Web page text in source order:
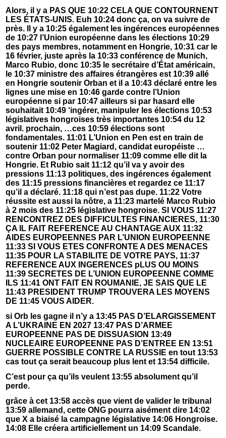
Alors, il y a PAS QUE 10:22 CELA QUE CONTOURNENT
LES ÉTATS-UNIS. Euh 10:24 donc ça, on va suivre de
près. Il y a 10:25 également les ingérences européennes
de 10:27 l’Union européenne dans les élections 10:29
des pays membres, notamment en Hongrie, 10:31 car le
16 février, juste après la 10:33 conférence de Munich,
Marco Rubio, donc 10:35 le secrétaire d’État américain,
le 10:37 ministre des affaires étrangères est 10:39 allé
en Hongrie soutenir Orban et il a 10:43 déclaré entre les
lignes une mise en 10:46 garde contre l’Union
européenne si par 10:47 ailleurs si par hasard elle
souhaitait 10:49 ‘ingérer, manipuler les élections 10:53
législatives hongroises très importantes 10:54 du 12
avril. prochain, …ces 10:59 élections sont
fondamentales. 11:01 L’Union en Pen est en train de
soutenir 11:02 Peter Magiard, candidat européiste …
contre Orban pour normaliser 11:09 comme elle dit la
Hongrie. Et Rubio sait 11:12 qu’il va y avoir des
pressions 11:13 politiques, des ingérences également
des 11:15 pressions financières et regardez ce 11:17
qu’il a déclaré. 11:18 qui n’est pas dupe. 11:22 Votre
réussite est aussi la nôtre, a 11:23 martelé Marco Rubio
à 2 mois des 11:25 législative hongroise. SI VOUS 11:27
RENCONTREZ DES DIFFICULTES FINANCIERES, 11:30
ÇA IL FAIT REFERENCE AU CHANTAGE AUX 11:32
AIDES EUROPEENNES PAR L’UNION EUROPEENNE
11:33 SI VOUS ETES CONFRONTE A DES MENACES
11:35 POUR LA STABILITE DE VOTRE PAYS, 11:37
REFERENCE AUX INGERENCES pLUS OU MOINS
11:39 SECRETES DE L’UNION EUROPEENNE COMME
ILS 11:41 ONT FAIT EN ROUMANIE, JE SAIS QUE LE
11:43 PRESIDENT TRUMP TROUVERA LES MOYENS
DE 11:45 VOUS AIDER.
si Orb les gagne il n’y a 13:45 PAS D’ELARGISSEMENT
A L’UKRAINE EN 2027 13:47 PAS D’ARMEE
EUROPEENNE PAS DE DISSUASION 13:49
NUCLEAIRE EUROPEENNE PAS D’ENTREE EN 13:51
GUERRE POSSIBLE CONTRE LA RUSSIE en tout 13:53
cas tout ça serait beaucoup plus lent et 13:54 difficile.
C’est pour ça qu’ils veulent 13:55 absolument qu’il
perde.
grâce à cet 13:58 accès que vient de valider le tribunal
13:59 allemand, cette ONG pourra aisément dire 14:02
que X a biaisé la campagne législative 14:06 Hongroise.
14:08 Elle créera artificiellement un 14:09 Scandale.